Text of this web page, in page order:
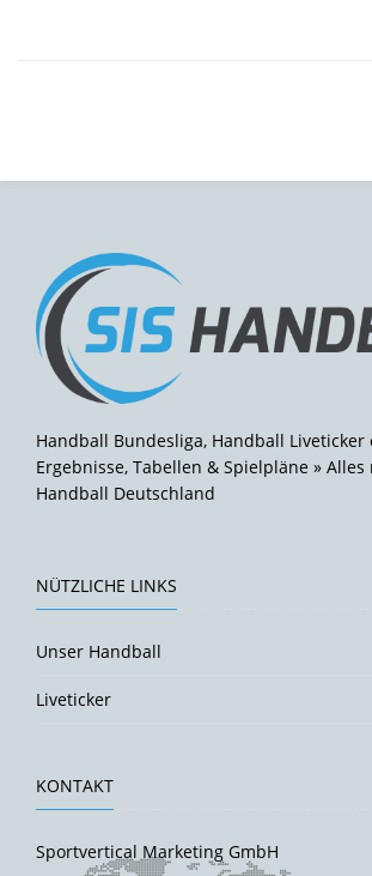
Handball Bundesliga, Handball Liveticker
Ergebnisse, Tabellen & Spielpläne »
Handball Deutschland
NÜTZLICHE LINKS
Unser Handball
Liveticker
KONTAKT
Sportvertical Marketing GmbH